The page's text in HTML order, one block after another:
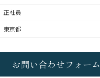
正社員
東京都
お問い合わせフォーム